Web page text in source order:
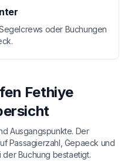
oder Buchungen
Fethiye
Ausgangspunkte. Der
Passagierzahl, Gepaeck und
Buchung bestaetigt.